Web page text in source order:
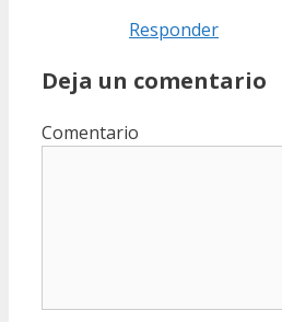
Responder
Deja un comentario
Comentario